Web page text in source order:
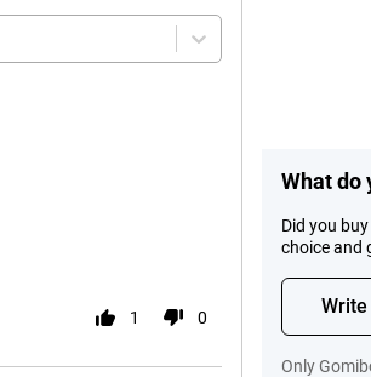
1 0
What do
Did you
choice and
Only